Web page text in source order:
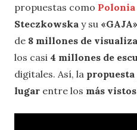
propuestas como Polonia
Steczkowska y su «GAJA»
de 8 millones de
los casi 4 millones de
digitales. Así, la propuesta
lugar entre los más